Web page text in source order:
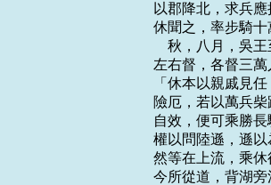
以郡降北，求兵
休聞之，率步騎十
秋，八月，吳
左右督，各督三
「休本以親戚見
險厄，若以萬兵
自效，便可乘勝
權以問陸遜，遜
然等在上流，乘
今所從道，背湖